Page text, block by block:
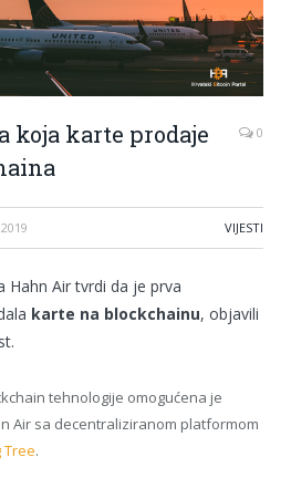
koja karte prodaje
0
VIJESTI
Hahn Air tvrdi da je prva
karte na blockchainu, objavili
tehnologije omogućena je
Air sa decentraliziranom platformom
Tree.